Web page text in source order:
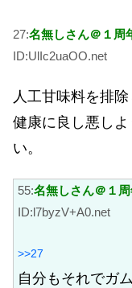
27:名無しさん＠１周
ID:UlIc2uaOO.net
人工甘味料を排除
健康に良し悪し
い。
55:名無しさん＠１
ID:l7byzV+A0.net
>>27
自分もそれでガ